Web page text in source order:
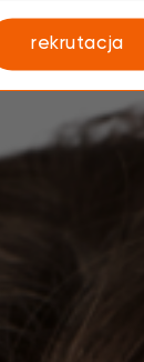
rekrutacja